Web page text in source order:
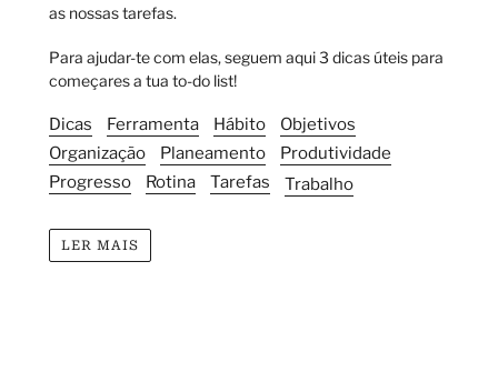
as nossas tarefas.
Para ajudar-te com elas, seguem aqui 3 dicas úteis para
começares a tua to-do list!
Dicas Ferramenta Hábito
Objetivos
Organização
Planeamento
Produtividade
Progresso
Rotina Tarefas Trabalho
LER MAIS